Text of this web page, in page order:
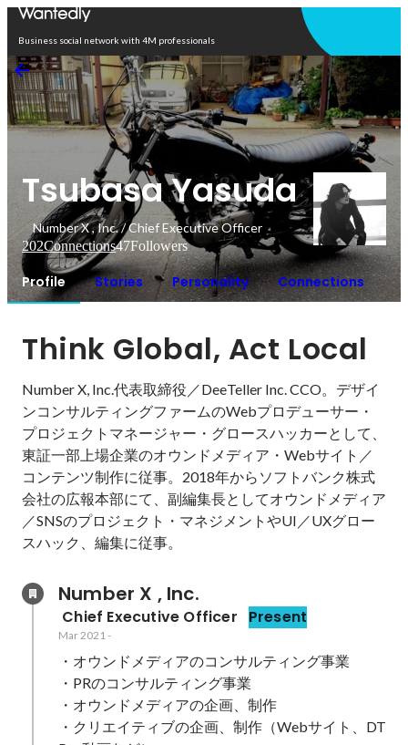
Business social network with 4M professionals
Tsubasa Yasuda
Number X , Inc. / Chief Executive Officer
202Connections47Followers
Profile Stories Personality Connections
Think Global, Act Local
Number X, Inc.代表取締役／DeeTeller Inc. CCO。デザイ
ンコンサルティングファームのWebプロデューサー・
プロジェクトマネージャー・グロースハッカーとして、
東証一部上場企業のオウンドメディア・Webサイト／
コンテンツ制作に従事。2018年からソフトバンク株式
会社の広報本部にて、副編集長としてオウンドメディア
／SNSのプロジェクト・マネジメントやUI／UXグロー
スハック、編集に従事。
Number X , Inc.
Chief Executive Officer Present
Mar 2021-
・オウンドメディアのコンサルティング事業
・PRのコンサルティング事業
・オウンドメディアの企画、制作
・クリエイティブの企画、制作（Webサイト、DT